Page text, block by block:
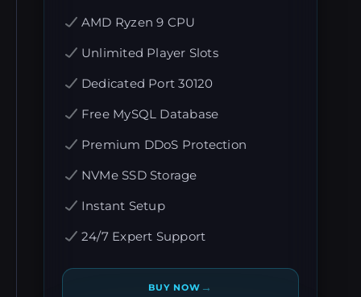
AMD Ryzen 9 CPU
Unlimited Player Slots
Dedicated Port 30120
Free MySQL Database
Premium DDoS Protection
NVMe SSD Storage
Instant Setup
24/7 Expert Support
BUY NOW →